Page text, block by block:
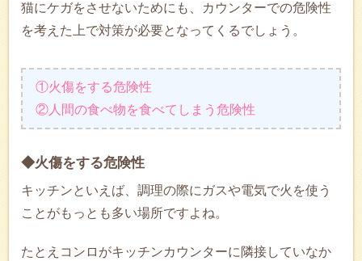
猫にケガをさせないためにも、カウンターでの危険性
を考えた上で対策が必要となってくるでしょう。
①火傷をする危険性
②人間の食べ物を食べてしまう危険性
◆火傷をする危険性
キッチンといえば、調理の際にガスや電気で火を使う
ことがもっとも多い場所ですよね。
たとえコンロがキッチンカウンターに隣接していなか